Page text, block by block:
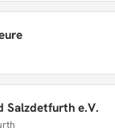
Salzdetfurth e.V.